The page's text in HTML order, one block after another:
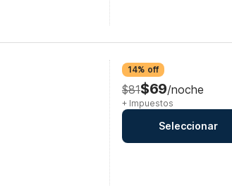
14% off
$81$69/noche
+ Impuestos
Seleccionar